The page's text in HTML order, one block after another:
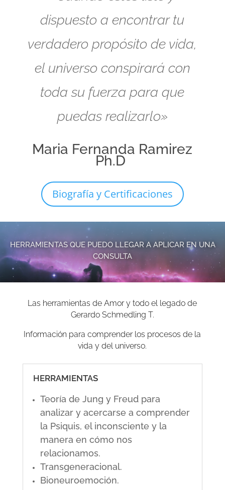
dispuesto a encontrar tu
verdadero propósito de vida,
el universo conspirará con
toda su fuerza para que
puedas realizarlo»
Maria Fernanda Ramirez
Ph.D
Biografía y Certificaciones
HERRAMIENTAS QUE PUEDO LLEGAR A APLICAR EN UNA
CONSULTA
Las herramientas de Amor y todo el legado de
Gerardo Schmedling T.
Información para comprender los procesos de la
vida y del universo.
HERRAMIENTAS
Teoría de Jung y Freud para
analizar y acercarse a comprender
la Psiquis, el inconsciente y la
manera en cómo nos
relacionamos.
Transgeneracional.
Bioneuroemoción.